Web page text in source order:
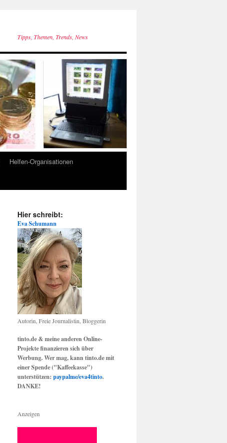
Tipps, Themen, Trends, News
Helfen-Organisationen
Hier schreibt:
Eva Schumann
Autorin, Freie Journalistin, Bloggerin
tinto.de & meine anderen Online-
Projekte finanzieren sich über
Werbung. Wer mag, kann tinto.de mit
einer Spende ("Kaffeekasse")
unterstützen: paypalme/eva4tinto.
DANKE!
Anzeigen